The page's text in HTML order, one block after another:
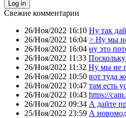
Свежие комментарии
26/Ноя/2022 16:10 Ну так
26/Ноя/2022 16:04 > Ну мы
26/Ноя/2022 16:04 ну это
26/Ноя/2022 11:33
26/Ноя/2022 11:32 Ну мы не
26/Ноя/2022 10:50 вот туда
26/Ноя/2022 10:47 там есть
26/Ноя/2022 10:43 https://
26/Ноя/2022 09:34 А дайте
25/Ноя/2022 23:59 А